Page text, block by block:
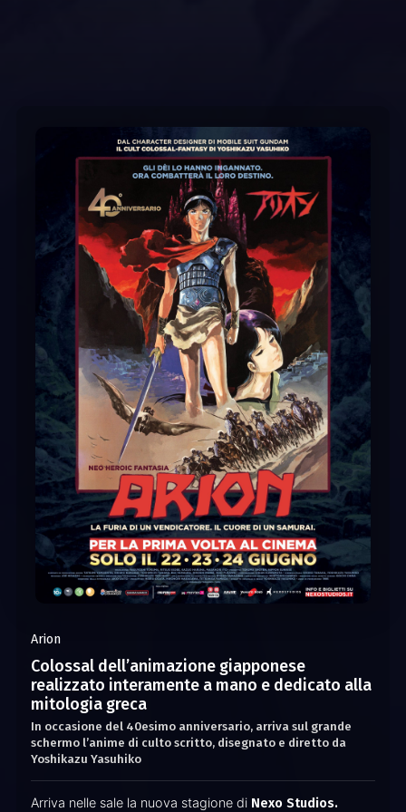
Arion
Colossal dell’animazione giapponese
realizzato interamente a mano e dedicato alla
mitologia greca
In occasione del 40esimo anniversario, arriva sul grande
schermo l’anime di culto scritto, disegnato e diretto da
Yoshikazu Yasuhiko
Arriva nelle sale la nuova stagione di Nexo Studios.